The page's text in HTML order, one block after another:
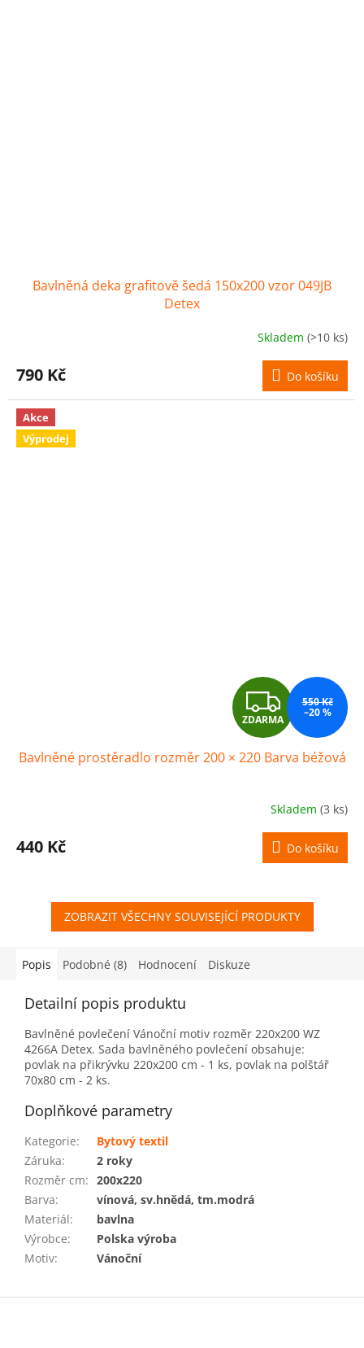
Bavlněná deka grafitově šedá 150x200 vzor 049JB
Detex
Skladem (>10 ks)
790 Kč Do košíku
Akce
Výprodej
Z
D
A
R
M
A
ZDARMA
550 Kč
–20 %
Bavlněné prostěradlo rozměr 200 × 220 Barva béžová
Skladem (3 ks)
440 Kč Do košíku
ZOBRAZIT VŠECHNY SOUVISEJÍCÍ PRODUKTY
Popis Podobné (8) Hodnocení Diskuze
Detailní popis produktu
Bavlněné povlečení Vánoční motiv rozměr 220x200 WZ
4266A Detex. Sada bavlněného povlečení obsahuje:
povlak na přikrývku 220x200 cm - 1 ks, povlak na polštář
70x80 cm - 2 ks.
Doplňkové parametry
Kategorie:
Bytový textil
Záruka:
2 roky
Rozměr cm: 200x220
Barva:
vínová, sv.hnědá, tm.modrá
Materiál:
bavlna
Výrobce:
Polska výroba
Motiv: Vánoční
Z